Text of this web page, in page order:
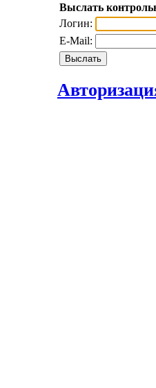
Выслать
Логин:
E-Mail: